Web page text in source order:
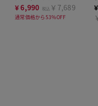
ツ
¥6,990 税込 ￥7,689
通常価格から53%OFF
¥